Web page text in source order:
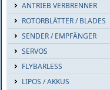
ANTRIEB VERBRENNER
ROTORBLÄTTER / BLADES
SENDER / EMPFÄNGER
SERVOS
FLYBARLESS
LIPOS / AKKUS